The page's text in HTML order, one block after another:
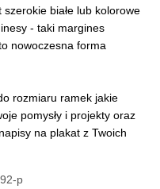
białe lub kolorowe
- taki margines
nowoczesna forma
rozmiaru ramek jakie
pomysły i projekty oraz
na plakat z Twoich
p